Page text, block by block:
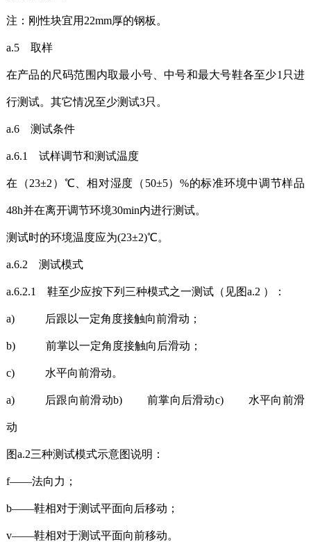
注：刚性块宜用22mm厚的钢板。
a.5 取样
在产品的尺码范围内取最小号、中号和最大号鞋各至少1只进
行测试。其它情况至少测试3只。
a.6 测试条件
a.6.1 试样调节和测试温度
在（23±2）℃、相对湿度（50±5）%的标准环境中调节样品
48h并在离开调节环境30min内进行测试。
测试时的环境温度应为(23±2)℃。
a.6.2 测试模式
a.6.2.1 鞋至少应按下列三种模式之一测试（见图a.2 ）：
a) 后跟以一定角度接触向前滑动；
b) 前掌以一定角度接触向后滑动；
c) 水平向前滑动。
a) 后跟向前滑动b) 前掌向后滑动c) 水平向前滑
动
图a.2三种测试模式示意图说明：
f——法向力；
b——鞋相对于测试平面向后移动；
v——鞋相对于测试平面向前移动。